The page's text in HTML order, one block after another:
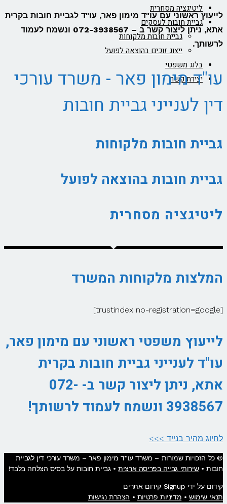
ליטיגציה מסחרית
גביית חובות לעסקים
גביית חובות מלקוחות
ייצוג זוכים בהוצאה לפועל
בלוג משפטי
יצירת קשר
לייעוץ ראשוני עם עו"ד מימון פאר, עו"ד לגביית חובות בקרית
אתא, ניתן ליצור קשר ב – 072-3938567 ונשמח לעמוד
לרשותך.
עו"ד מימון פאר - משרד עורכי
דין לענייני גביית חובות
גביית חובות מלקוחות
גביית חובות בהוצאה לפועל
ליטיגציה מסחרית
המלצות מלקוחות המשרד
[trustindex no-registration=google]
לייעוץ משפטי ראשוני עם מימון פאר,
עו"ד לענייני גביית חובות בקרית
אתא, ניתן ליצור קשר ב- 072-
3938567 ונשמח לעמוד לרשותך!
לחיוג מהיר בנייד >>>
© כל הזכויות שמורות – משרד עו"ד מימון פאר – משרד עורכי דין לגביית
חובות •שירותי גבייה בפריסה ארצית• גביית חובות על בסיס הצלחה בלבד!
קידום על ידי Signup קידום אתרים
תנאי שימוש • מדיניות פרטיות • הצהרת נגישות